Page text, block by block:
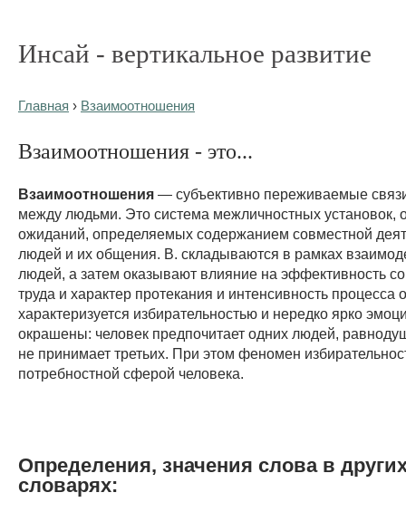
Инсай - вертикальное развитие
Главная › Взаимоотношения
Взаимоотношения - это...
Взаимоотношения — субъективно переживаемые
между людьми. Это система межличностных установок,
ожиданий, определяемых содержанием совместной
людей и их общения. В. складываются в рамках
людей, а затем оказывают влияние на эффективность
труда и характер протекания и интенсивность
характеризуется избирательностью и нередко ярко
окрашены: человек предпочитает одних людей,
не принимает третьих. При этом феномен
потребностной сферой человека.
Определения, значения слова в
словарях: